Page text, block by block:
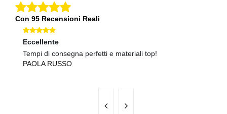
Con 95 Recensioni Reali
Eccellente
Tempi di consegna perfetti e materiali top!
PAOLA RUSSO